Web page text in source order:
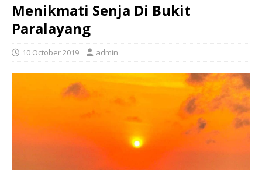
Menikmati Senja Di Bukit
Paralayang
10 October 2019 admin